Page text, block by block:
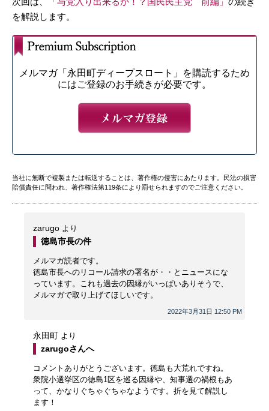
を解説します。
メルマガ「永田町ディープスロート」を購読するため
にはご登録のお手続きが必要です。
当社に無断で複製または転送することは、著作権の侵害にあたります。民法の損害
賠償責任に問われ、著作権法第119条により罰せられますのでご注意ください。
zarugo より
2022年3月31日 12:50 PM
徳島市長の件
メルマガ読者です。
徳島市長へのリコール請求の署名が・・とニュースにな
っています。これも過去の因縁がいっぱいありそうで、
メルマガで取り上げてほしいです。
永田町 より
zarugoさんへ
コメントありがとうございます。徳島も大荒れですね。
衆院小選挙区の徳島1区を巡る因縁や、知事選の禍根もあ
って、かなりぐちゃぐちゃなようです。折を見て解説し
ます！